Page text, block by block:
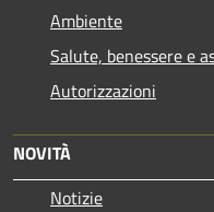
Ambiente
Salute, benessere e
Autorizzazioni
NOVITÀ
Notizie